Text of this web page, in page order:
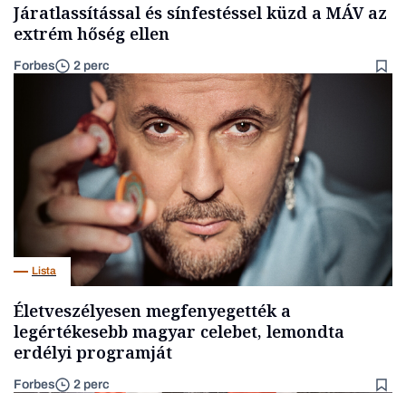
Járatlassítással és sínfestéssel küzd a MÁV az
extrém hőség ellen
Forbes 2 perc
Lista
Életveszélyesen megfenyegették a
legértékesebb magyar celebet, lemondta
erdélyi programját
Forbes 2 perc